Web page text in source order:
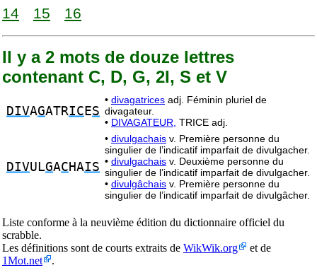
14
15 16
Il y a 2 mots de douze lettres
contenant C, D, G, 2I, S et V
DIVAGATRIC ES
• divagatrices adj. Féminin pluriel de
divagateur.
• DIVAGATEUR, TRICE adj.
DIVULGAC HAIS
• divulgachais v. Première personne du
singulier de l’indicatif imparfait de divulgacher.
• divulgachais v. Deuxième personne du
singulier de l’indicatif imparfait de divulgacher.
• divulgâchais v. Première personne du
singulier de l’indicatif imparfait de divulgâcher.
Liste conforme à la neuvième édition du dictionnaire officiel du
scrabble.
Les définitions sont de courts extraits de WikWik.org
et de
1Mot.net
.